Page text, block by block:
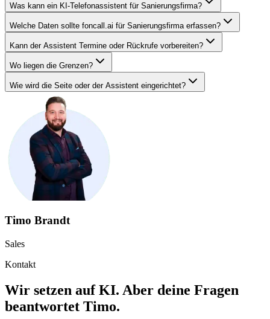
Was kann ein KI-Telefonassistent für Sanierungsfirma?
Welche Daten sollte foncall.ai für Sanierungsfirma erfassen?
Kann der Assistent Termine oder Rückrufe vorbereiten?
Wo liegen die Grenzen?
Wie wird die Seite oder der Assistent eingerichtet?
Timo Brandt
Sales
Kontakt
Wir setzen auf KI. Aber deine Fragen
beantwortet Timo.